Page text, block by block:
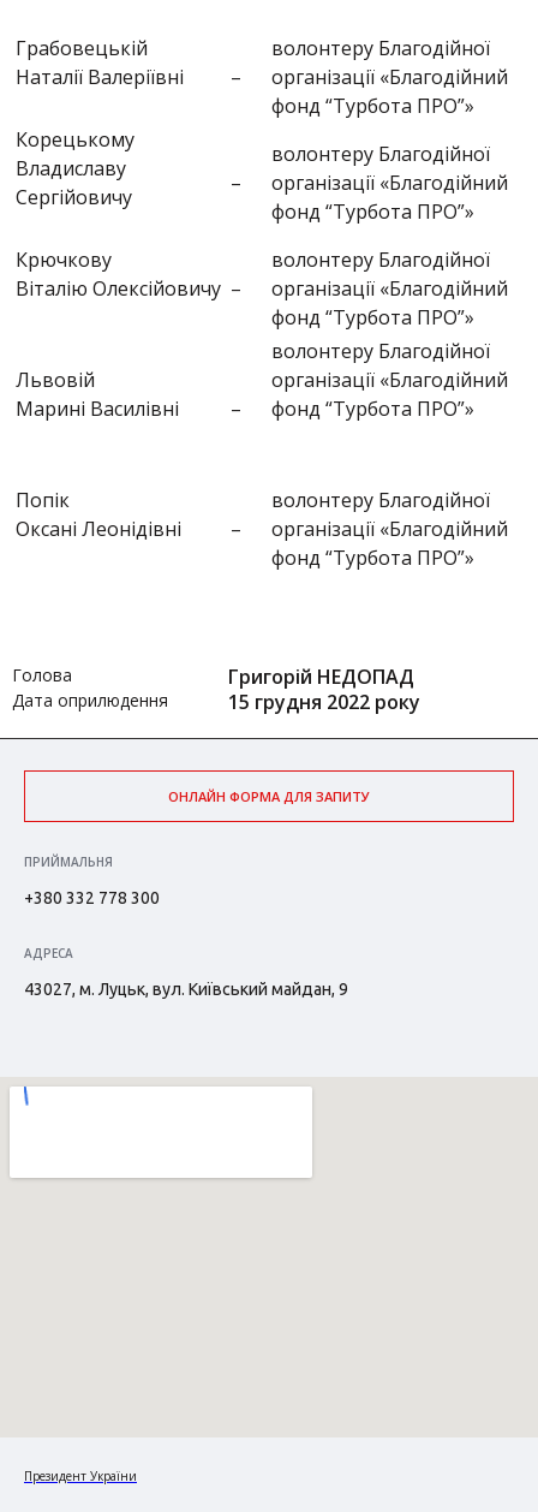
Грабовецькій
Наталії Валеріївні
–
волонтеру Благодійної
організації «Благодійний
фонд “Турбота ПРО”»
Корецькому
Владиславу
Сергійовичу
–
волонтеру Благодійної
організації «Благодійний
фонд “Турбота ПРО”»
Крючкову
Віталію Олексійовичу –
волонтеру Благодійної
організації «Благодійний
фонд “Турбота ПРО”»
Львовій
Марині Василівні
–
волонтеру Благодійної
організації «Благодійний
фонд “Турбота ПРО”»
Попік
Оксані Леонідівні
–
волонтеру Благодійної
організації «Благодійний
фонд “Турбота ПРО”»
Голова Григорій НЕДОПАД
Дата оприлюдення 15 грудня 2022 року
ОНЛАЙН ФОРМА ДЛЯ ЗАПИТУ
ПРИЙМАЛЬНЯ
+380 332 778 300
АДРЕСА
43027, м. Луцьк, вул. Київський майдан, 9
Президент України